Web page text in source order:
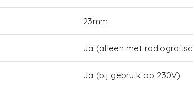
23mm
Ja (alleen met
Ja (bij gebruik op 230V)